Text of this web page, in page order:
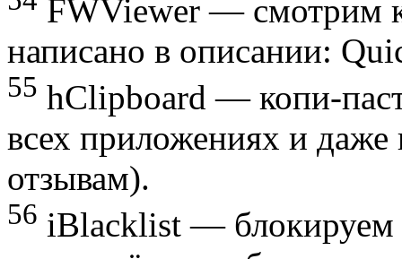
FWViewer — смотрим
написано в описании:
55 hClipboard — копи-
всех приложениях и даже
отзывам).
56 iBlacklist — блокируем